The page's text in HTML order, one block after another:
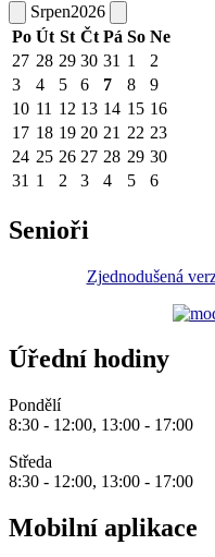
Srpen2026
Po Út St Čt Pá So Ne
27 28 29 30 31 1
2
3
4 5 6 7 8
9
10 11 12 13 14 15 16
17 18 19 20 21 22 23
24 25 26 27 28 29 30
31 1 2 3 4 5 6
Senioři
Zjednodušená
Úřední hodiny
Pondělí
8:30 - 12:00, 13:00 - 17:00
Středa
8:30 - 12:00, 13:00 - 17:00
Mobilní aplikace